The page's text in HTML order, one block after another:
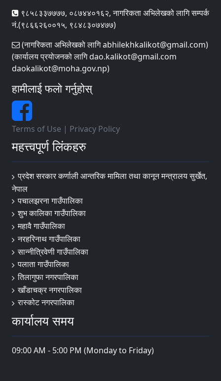
९८५८३३७७७७, ०८७४४०१६२, नागरिकता अभिलेखको लागि सम्पर्क
नं.(९८६६२६००१५, ९८४८३०७४७७)
(नागरिकता अभिलेखको लागि abhilekhkalikot@gmail.com)
(कार्यालय प्रयोजनको लागि dao.kalikot@gmail.com
daokalikot@moha.gov.np)
हामीलाई फलो गर्नुहोस्
Terms of Use | Privacy Policy
महत्त्वपूर्ण लिंकहरु
प्रदेश सरकार कर्णाली आन्तरिक मामिला तथा कानून मन्त्रालय सुर्खेत,
नेपाल
पचालझरना गाउँपालिका
शुभ कालिका गाउँपालिका
महावै गाउँपालिका
नरहरिनाथ गाउँपालिका
सान्नीत्रिवेणी गाउँपालिका
पलाता गाउँपालिका
तिलागुफा नगरपालिका
खाँडाचक्र नगरपालिका
रास्कोट नगरपालिका
कार्यालय समय
09:00 AM - 5:00 PM (Monday to Friday)